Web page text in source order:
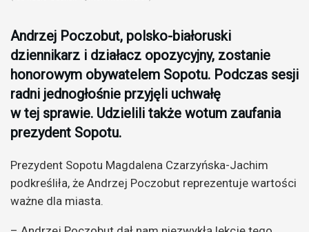
Andrzej Poczobut, polsko-białoruski
dziennikarz i działacz opozycyjny, zostanie
honorowym obywatelem Sopotu. Podczas sesji
radni jednogłośnie przyjęli uchwałę
w tej sprawie. Udzielili także wotum zaufania
prezydent Sopotu.
Prezydent Sopotu Magdalena Czarzyńska-Jachim
podkreśliła, że Andrzej Poczobut reprezentuje wartości
ważne dla miasta.